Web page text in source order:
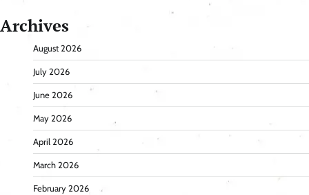
Archives
August 2026
July 2026
June 2026
May 2026
April 2026
March 2026
February 2026